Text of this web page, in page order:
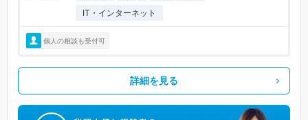
IT・インターネット
個人の相談も受付可
詳細を見る